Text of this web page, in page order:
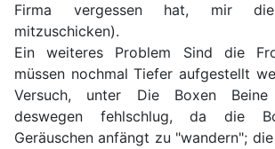
Firma vergessen hat, mir die
mitzuschicken).
Ein weiteres Problem Sind die
müssen nochmal Tiefer aufgestellt
Versuch, unter Die Boxen
deswegen fehlschlug, da die
Geräuschen anfängt zu "wandern";